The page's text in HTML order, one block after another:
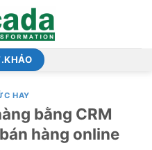
HAY
bằng CRM
hàng online